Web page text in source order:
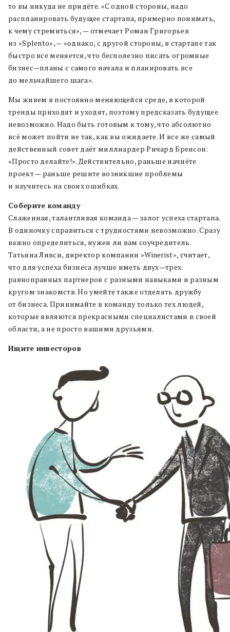
то вы никуда не придёте. «С одной стороны, надо
распланировать будущее стартапа, примерно понимать,
к чемустремиться», — отмечает Роман Григорьев
из »Splento»,— «однако, с другой стороны, в стартапе так
быстро все меняется,что бесполезно писать огромные
бизнес—планы с самого начала и планировать все
до мельчайшего шага».
Мы живем в постоянно меняющейся среде, в которой
тренды приходят и уходят, поэтому предсказать будущее
невозможно. Надо быть готовым к тому,что абсолютно
всё может пойти не так, как вы ожидаете.И все же самый
действенный совет даёт миллиардер Ричард Бренсон:
«Просто делайте!». Действительно, раньше начнёте
проект — раньше решите возникшие проблемы
и научитесь на своих ошибках.
Соберите команду
Слаженная,талантливая команда — залог успеха стартапа.
В одиночку справиться с трудностями невозможно.Сразу
важно определиться, нужен ли вам соучредитель.
Татьяна Ливси, директор компании »Winerist», считает,
что для успеха бизнеса лучше иметь двух—трех
равноправных партнеров с разными навыками и разным
кругом знакомств.Но умейте также отделять дружбу
от бизнеса. Принимайте в команду только тех людей,
которыеявляются прекрасными специалистами в своей
области, а не просто вашими друзьями.
Ищите инвесторов